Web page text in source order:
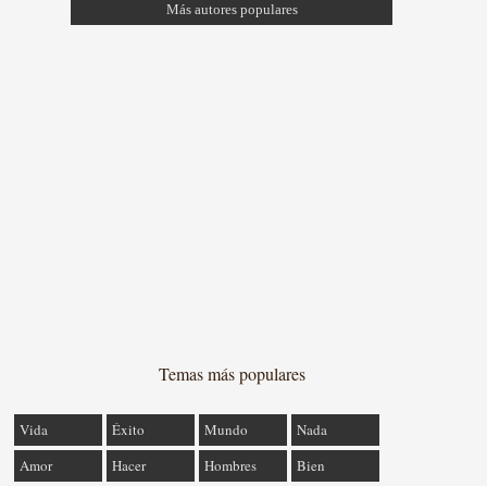
Más autores populares
Temas más populares
Vida Éxito Mundo
Nada
Amor
Hacer Hombres Bien